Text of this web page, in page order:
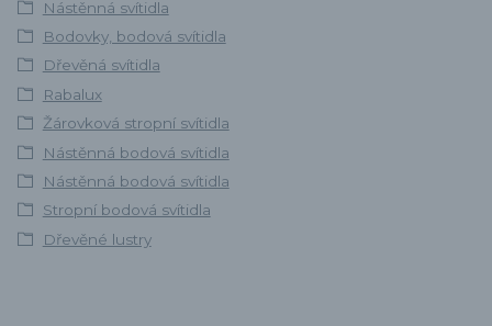
Nástěnná svítidla
Bodovky, bodová svítidla
Dřevěná svítidla
Rabalux
Žárovková stropní svítidla
Nástěnná bodová svítidla
Nástěnná bodová svítidla
Stropní bodová svítidla
Dřevěné lustry